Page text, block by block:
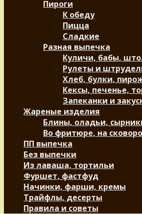
Пироги
К обеду
Пицца
Сладкие
Разная выпечка
Куличи, бабы,
Рулеты и
Хлеб, булки,
Кексы, печенье,
Запеканки и
Жареные изделия
Блины, оладьи,
Во фритюре, на
ПП выпечка
Без выпечки
Из лаваша, тортильи
Фуршет, фастфуд
Начинки, фарши, кремы
Трайфлы, десерты
Правила и советы